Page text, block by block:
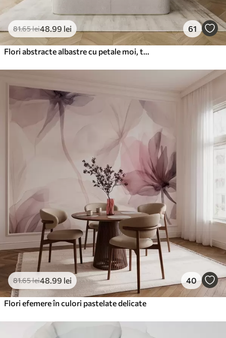
81.65lei48 .99 lei 61
81.65lei48 .99 lei 40
Flori efemere în culori pastelate delicate